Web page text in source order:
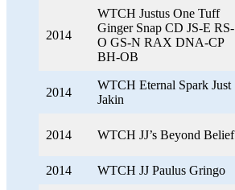
2014
WTCH Justus One Tuff
Ginger Snap CD JS-E RS-
O GS-N RAX DNA-CP
BH-OB
2014
WTCH Eternal Spark Just
Jakin
2014 WTCH JJ’s Beyond Belief
2014 WTCH JJ Paulus Gringo